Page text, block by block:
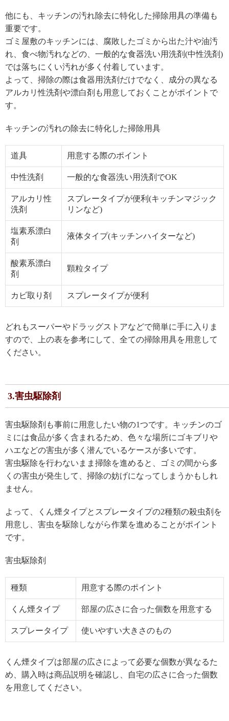
他にも、キッチンの汚れ除去に特化した掃除用具の準備も
重要です。
ゴミ屋敷のキッチンには、腐敗したゴミから出た汁や油汚
れ、食べ物汚れなどの、一般的な食器洗い用洗剤(中性洗剤)
では落ちにくい汚れが多く付着しています。
よって、掃除の際は食器用洗剤だけでなく、成分の異なる
アルカリ性洗剤や漂白剤も用意しておくことがポイントで
す。
キッチンの汚れの除去に特化した掃除用具
道具 用意する際のポイント
中性洗剤 一般的な食器洗い用洗剤でOK
アルカリ性
洗剤
スプレータイプが便利(キッチンマジック
リンなど)
塩素系漂白
剤
液体タイプ(キッチンハイターなど)
酸素系漂白
剤
顆粒タイプ
カビ取り剤 スプレータイプが便利
どれもスーパーやドラッグストアなどで簡単に手に入りま
すので、上の表を参考にして、全ての掃除用具を用意して
ください。
3.害虫駆除剤
害虫駆除剤も事前に用意したい物の1つです。キッチンのゴ
ミには食品が多く含まれるため、色々な場所にゴキブリや
ハエなどの害虫が多く潜んでいるケースが多いです。
害虫駆除を行わないまま掃除を進めると、ゴミの間から多
くの害虫が発生して、掃除の妨げになってしまうかもしれ
ません。
よって、くん煙タイプとスプレータイプの2種類の殺虫剤を
用意し、害虫を駆除しながら作業を進めることがポイント
です。
害虫駆除剤
種類 用意する際のポイント
くん煙タイプ 部屋の広さに合った個数を用意する
スプレータイプ 使いやすい大きさのもの
くん煙タイプは部屋の広さによって必要な個数が異なるた
め、購入時は商品説明を確認し、自宅の広さに合った個数
を用意してください。